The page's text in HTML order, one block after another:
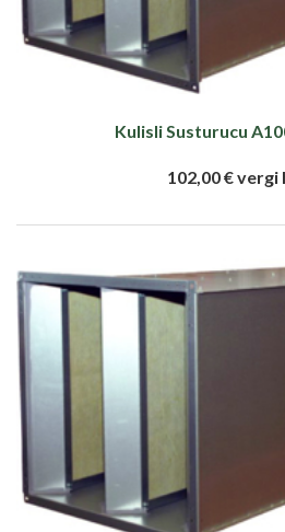
Kulisli Susturucu
102,00 € vergi